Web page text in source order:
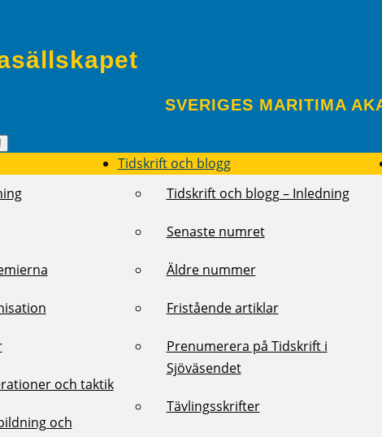
SVERIGES MARITIMA
och taktik
och
Tidskrift och blogg
Tidskrift och blogg – Inledning
Senaste numret
Äldre nummer
Fristående artiklar
Prenumerera på Tidskrift i
Sjöväsendet
Tävlingsskrifter